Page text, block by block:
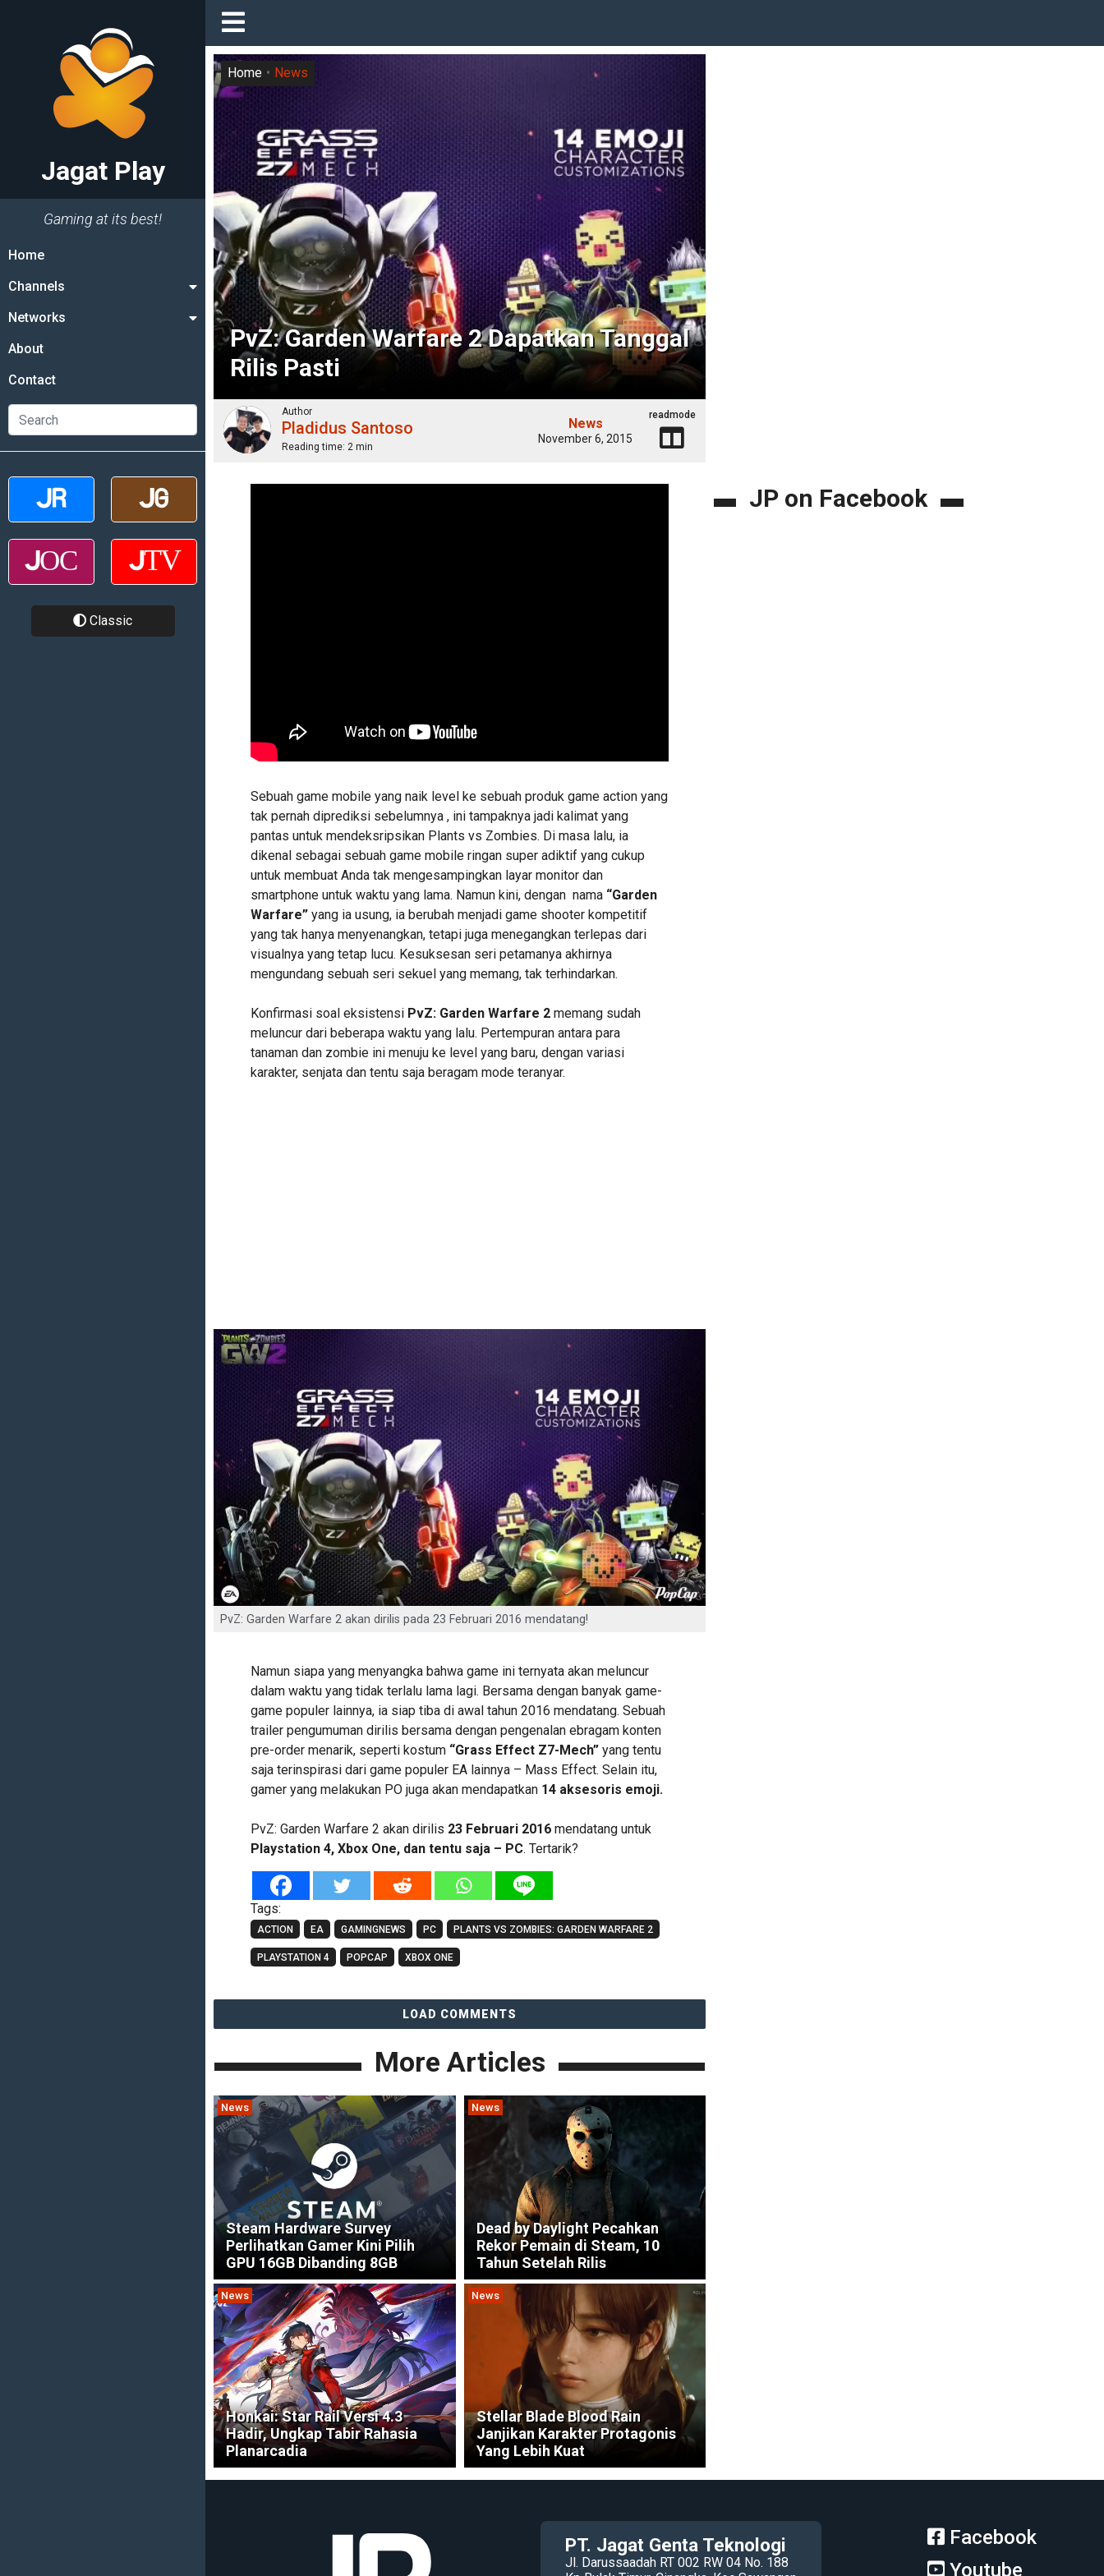
Jagat Play
Gaming at its best!
Home
Channels
Networks
About
Contact
Classic
PvZ: Garden Warfare 2 Dapatkan Tanggal
Rilis Pasti
Home News
Author
Pladidus Santoso
Reading time: 2 min
News
November 6, 2015
readmode
Sebuah game mobile yang naik level ke sebuah produk game action yang
tak pernah diprediksi sebelumnya , ini tampaknya jadi kalimat yang
pantas untuk mendeksripsikan Plants vs Zombies. Di masa lalu, ia
dikenal sebagai sebuah game mobile ringan super adiktif yang cukup
untuk membuat Anda tak mengesampingkan layar monitor dan
smartphone untuk waktu yang lama. Namun kini, dengan nama “Garden
Warfare”yang ia usung, ia berubah menjadi game shooter kompetitif
yang tak hanya menyenangkan, tetapi juga menegangkan terlepas dari
visualnya yang tetap lucu. Kesuksesan seri petamanya akhirnya
mengundang sebuah seri sekuel yang memang, tak terhindarkan.
Konfirmasi soal eksistensiPvZ: Garden Warfare 2memang sudah
meluncur dari beberapa waktu yang lalu. Pertempuran antara para
tanaman dan zombie ini menuju ke level yang baru, dengan variasi
karakter, senjata dan tentu saja beragam mode teranyar.
PvZ: Garden Warfare 2 akan dirilis pada 23 Februari 2016 mendatang!
Namun siapa yang menyangka bahwa game ini ternyata akan meluncur
dalam waktu yang tidak terlalu lama lagi. Bersama dengan banyak game-
game populer lainnya, ia siap tiba di awal tahun 2016 mendatang. Sebuah
trailer pengumuman dirilis bersama dengan pengenalan ebragam konten
pre-order menarik, seperti kostum“Grass Effect Z7-Mech”yang tentu
saja terinspirasi dari game populer EA lainnya – Mass Effect. Selain itu,
gamer yang melakukan PO juga akan mendapatkan 14 aksesoris emoji.
PvZ: Garden Warfare 2 akan dirilis 23 Februari 2016 mendatang untuk
Playstation 4, Xbox One, dan tentu saja – PC. Tertarik?
Tags:
ACTION EA GAMINGNEWS PC PLANTS VS ZOMBIES: GARDEN WARFARE 2
PLAYSTATION 4 POPCAP XBOX ONE
LOAD COMMENTS
More Articles
News
Steam Hardware Survey
Perlihatkan Gamer Kini Pilih
GPU 16GB Dibanding 8GB
News
Dead by Daylight Pecahkan
Rekor Pemain di Steam, 10
Tahun Setelah Rilis
News
Honkai: Star Rail Versi 4.3
Hadir, Ungkap Tabir Rahasia
Planarcadia
News
Stellar Blade Blood Rain
Janjikan Karakter Protagonis
Yang Lebih Kuat
JP on Facebook
PT. Jagat Genta Teknologi
Jl. Darussaadah RT 002 RW 04 No. 188
Facebook
Youtube